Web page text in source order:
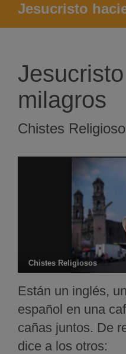
Jesucristo
milagros
Chistes
Chistes Religiosos
Están un inglés,
español en una
cañas juntos. De
dice a los otros: